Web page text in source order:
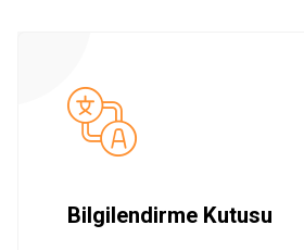
Bilgilendirme Kutusu